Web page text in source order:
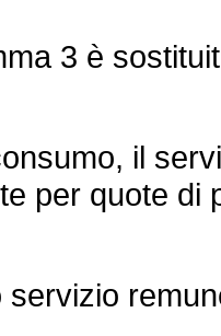
3 è
il
per quote di
servizio